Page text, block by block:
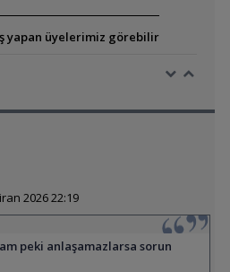
yapan üyelerimiz görebilir
2026 22:19
peki anlaşamazlarsa sorun